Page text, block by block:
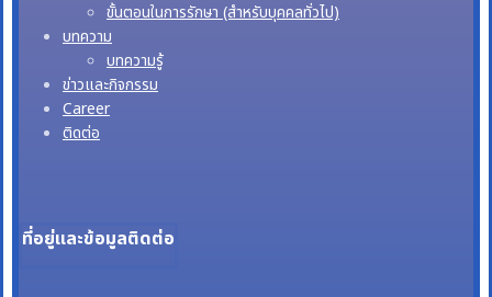
ขั้นตอนในการรักษา (สำหรับบุคคลทั่วไป)
บทความ
บทความรู้
ข่าวและกิจกรรม
Career
ติดต่อ
ที่อยู่และข้อมูลติดต่อ